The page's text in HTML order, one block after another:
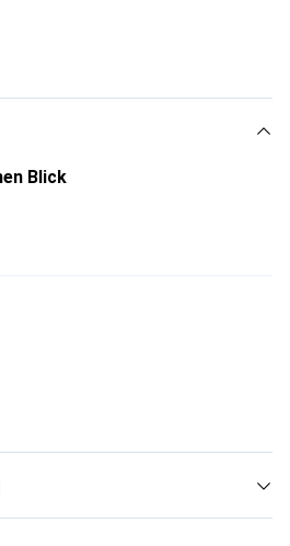
Ihres Smartphones.
Wahl für eine
Blick